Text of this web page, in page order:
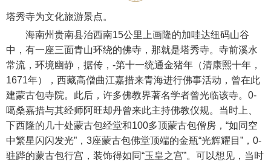
塔秀寺为文化旅游景点。
海南州贵南县治西南15公里上画隆的加哇达纽码山谷
中，有一座三面青山环绕的佛寺，那就是塔秀寺。寺前溪水
常流，环境幽静，据传，-第十一统通金猪年（清康熙十年，
1671年），西藏高僧曲江嘉措来青海进行佛事活动，曾在此
建蒙古包寺院。此后，许多佛教界著名学者曾光临该寺。0-
噶桑嘉措与其经师阿旺却丹曾来此主持佛教仪规。当时上、
下西隆的几十处蒙古包经堂和100多顶蒙古包僧房，“如同空
中繁星闪闪发光”，3座蒙古包佛堂顶端的金瓶“光辉耀目”，0-
驻跸的蒙古包行宫，装饰得如同“玉皇之宫”。可以想见，当时